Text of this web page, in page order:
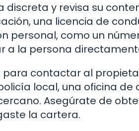
y revisa su
una licencia de
personal, como un
a la persona
para contactar al
local, una oficina de
Asegúrate de
la cartera.